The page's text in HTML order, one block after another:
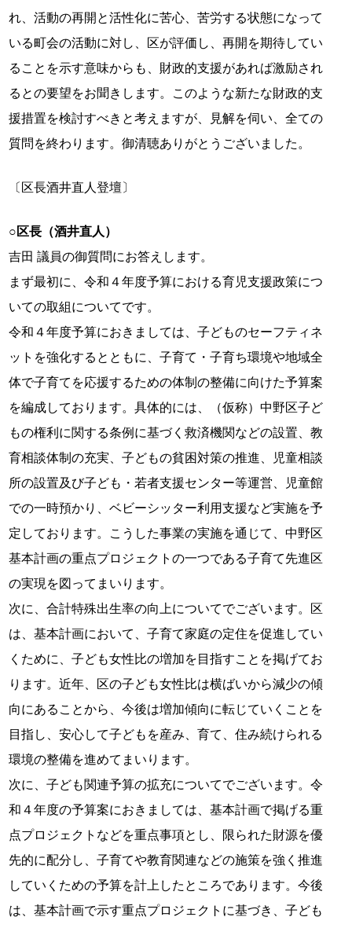
れ、活動の再開と活性化に苦心、苦労する状態になって
いる町会の活動に対し、区が評価し、再開を期待してい
ることを示す意味からも、財政的支援があれば激励され
るとの要望をお聞きします。このような新たな財政的支
援措置を検討すべきと考えますが、見解を伺い、全ての
質問を終わります。御清聴ありがとうございました。
〔区長酒井直人登壇〕
○区長（酒井直人）
吉田 議員の御質問にお答えします。
まず最初に、令和４年度予算における育児支援政策につ
いての取組についてです。
令和４年度予算におきましては、子どものセーフティネ
ットを強化するとともに、子育て・子育ち環境や地域全
体で子育てを応援するための体制の整備に向けた予算案
を編成しております。具体的には、（仮称）中野区子ど
もの権利に関する条例に基づく救済機関などの設置、教
育相談体制の充実、子どもの貧困対策の推進、児童相談
所の設置及び子ども・若者支援センター等運営、児童館
での一時預かり、ベビーシッター利用支援など実施を予
定しております。こうした事業の実施を通じて、中野区
基本計画の重点プロジェクトの一つである子育て先進区
の実現を図ってまいります。
次に、合計特殊出生率の向上についてでございます。区
は、基本計画において、子育て家庭の定住を促進してい
くために、子ども女性比の増加を目指すことを掲げてお
ります。近年、区の子ども女性比は横ばいから減少の傾
向にあることから、今後は増加傾向に転じていくことを
目指し、安心して子どもを産み、育て、住み続けられる
環境の整備を進めてまいります。
次に、子ども関連予算の拡充についてでございます。令
和４年度の予算案におきましては、基本計画で掲げる重
点プロジェクトなどを重点事項とし、限られた財源を優
先的に配分し、子育てや教育関連などの施策を強く推進
していくための予算を計上したところであります。今後
は、基本計画で示す重点プロジェクトに基づき、子ども